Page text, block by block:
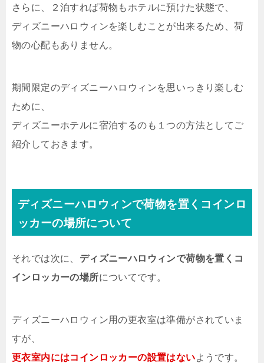
さらに、２泊すれば荷物もホテルに預けた状態で、
ディズニーハロウィンを楽しむことが出来るため、荷
物の心配もありません。
期間限定のディズニーハロウィンを思いっきり楽しむ
ために、
ディズニーホテルに宿泊するのも１つの方法としてご
紹介しておきます。
ディズニーハロウィンで荷物を置くコインロ
ッカーの場所について
それでは次に、 ディズニーハロウィンで荷物を置くコ
インロッカーの場所についてです。
ディズニーハロウィン用の更衣室は準備がされていま
すが、
更衣室内にはコインロッカーの設置はないようです。